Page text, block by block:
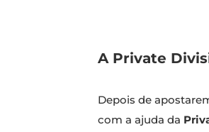
A Private
Depois de
com a ajuda da